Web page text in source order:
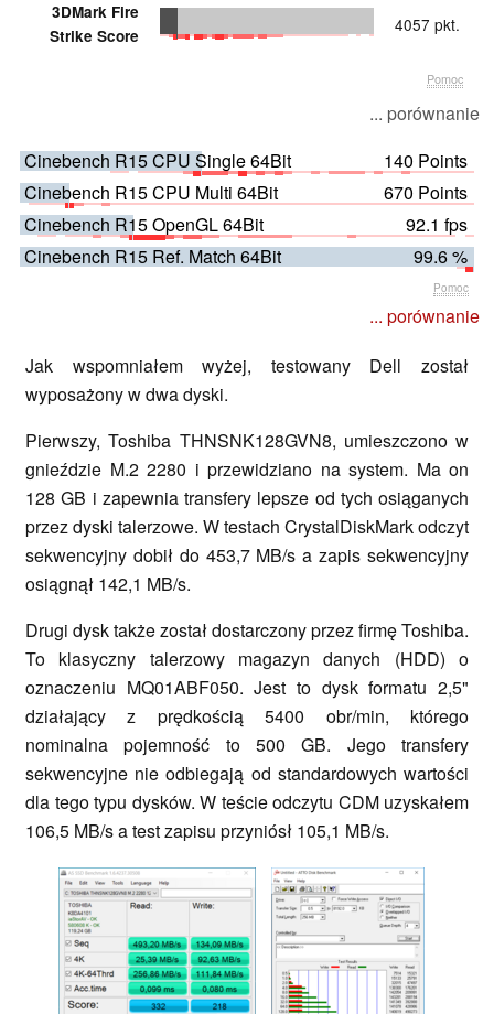
3DMark Fire
Strike Score
4057 pkt.
Pomoc
... porównanie
Cinebench R15 CPU Single 64Bit
140 Points
Cinebench R15 CPU Multi 64Bit
670 Points
Cinebench R15 OpenGL 64Bit
92.1 fps
Cinebench R15 Ref. Match 64Bit
99.6 %
Pomoc
... porównanie
Jak wspomniałem wyżej, testowany Dell został
wyposażony w dwa dyski.
Pierwszy, Toshiba THNSNK128GVN8, umieszczono w
gnieździe M.2 2280 i przewidziano na system. Ma on
128 GB i zapewnia transfery lepsze od tych osiąganych
przez dyski talerzowe. W testach CrystalDiskMark odczyt
sekwencyjny dobił do 453,7 MB/s a zapis sekwencyjny
osiągnął 142,1 MB/s.
Drugi dysk także został dostarczony przez firmę Toshiba.
To klasyczny talerzowy magazyn danych (HDD) o
oznaczeniu MQ01ABF050. Jest to dysk formatu 2,5"
działający z prędkością 5400 obr/min, którego
nominalna pojemność to 500 GB. Jego transfery
sekwencyjne nie odbiegają od standardowych wartości
dla tego typu dysków. W teście odczytu CDM uzyskałem
106,5 MB/s a test zapisu przyniósł 105,1 MB/s.